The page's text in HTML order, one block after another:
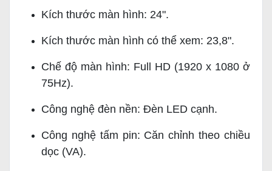
Kích thước màn hình: 24".
Kích thước màn hình có thể xem: 23,8".
Chế độ màn hình: Full HD (1920 x 1080 ở
75Hz).
Công nghệ đèn nền: Đèn LED cạnh.
Công nghệ tấm pin: Căn chỉnh theo chiều
dọc (VA).